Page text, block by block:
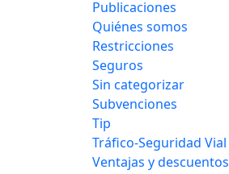
Publicaciones
Quiénes somos
Restricciones
Seguros
Sin categorizar
Subvenciones
Tip
Tráfico-Seguridad Vial
Ventajas y descuentos